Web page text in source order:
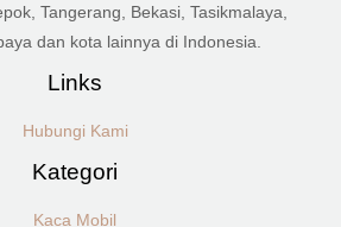
Tangerang, Bekasi, Tasikmalaya,
dan kota lainnya di Indonesia.
Links
Hubungi Kami
Kategori
Kaca Mobil